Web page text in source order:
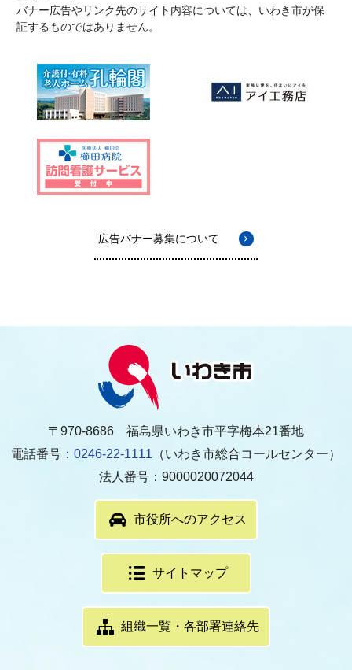
バナー広告やリンク先のサイト内容については、いわき市が保
証するものではありません。
広告バナー募集について
〒970-8686 福島県いわき市平字梅本21番地
電話番号： 0246-22-1111 （いわき市総合コールセンター）
法人番号：9000020072044
市役所へのアクセス
サイトマップ
組織一覧・各部署連絡先